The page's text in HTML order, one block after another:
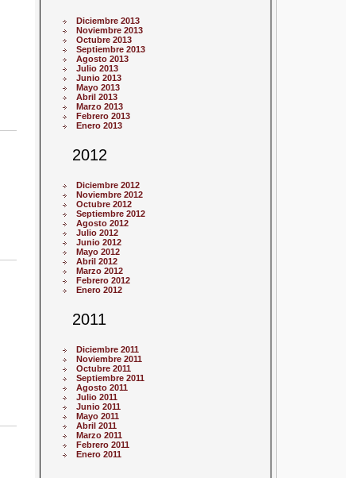
Diciembre 2013
Noviembre 2013
Octubre 2013
Septiembre 2013
Agosto 2013
Julio 2013
Junio 2013
Mayo 2013
Abril 2013
Marzo 2013
Febrero 2013
Enero 2013
2012
Diciembre 2012
Noviembre 2012
Octubre 2012
Septiembre 2012
Agosto 2012
Julio 2012
Junio 2012
Mayo 2012
Abril 2012
Marzo 2012
Febrero 2012
Enero 2012
2011
Diciembre 2011
Noviembre 2011
Octubre 2011
Septiembre 2011
Agosto 2011
Julio 2011
Junio 2011
Mayo 2011
Abril 2011
Marzo 2011
Febrero 2011
Enero 2011